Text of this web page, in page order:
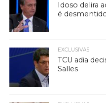
Idoso delira
é
EXCLUSIVAS
TCU adia
Salles